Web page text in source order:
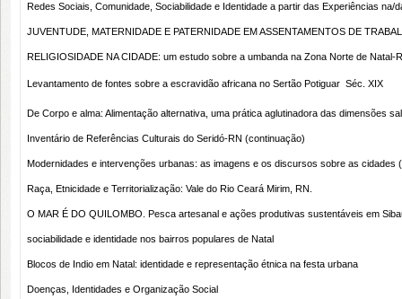
Redes Sociais, Comunidade, Sociabilidade e Identidade a partir das Experiências na/
JUVENTUDE, MATERNIDADE E PATERNIDADE EM ASSENTAMENTOS DE
RELIGIOSIDADE NA CIDADE: um estudo sobre a umbanda na Zona Norte de Natal-
Levantamento de fontes sobre a escravidão africana no Sertão Potiguar  Séc. XIX
De Corpo e alma: Alimentação alternativa, uma prática aglutinadora das dimensões
Inventário de Referências Culturais do Seridó-RN (continuação)
Modernidades e intervenções urbanas: as imagens e os discursos sobre as cidades
Raça, Etnicidade e Territorialização: Vale do Rio Ceará Mirim, RN.
O MAR É DO QUILOMBO. Pesca artesanal e ações produtivas sustentáveis em
sociabilidade e identidade nos bairros populares de Natal
Blocos de Indio em Natal: identidade e representação étnica na festa urbana
Doenças, Identidades e Organização Social